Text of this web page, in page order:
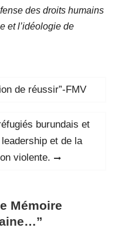
des droits humains
et l’idéologie de
de réussir”-FMV
burundais et
et de la
violente.
Mémoire